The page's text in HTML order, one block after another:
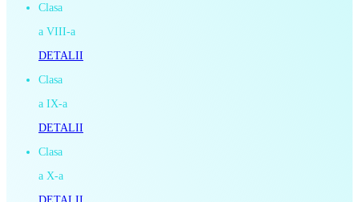
Clasa
a VIII-a
DETALII
Clasa
a IX-a
DETALII
Clasa
a X-a